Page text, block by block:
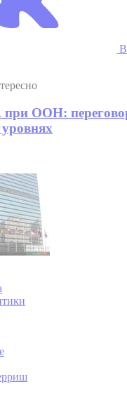
ООН:
уровнях